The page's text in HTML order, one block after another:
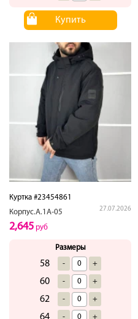
Купить
Куртка #23454861
Корпус.А.1А-05
27.07.2026
2,645 руб
Размеры
58 - +
60 - +
62 - +
64 - +